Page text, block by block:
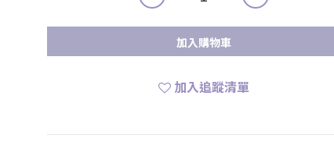
加入購物車
加入追蹤清單